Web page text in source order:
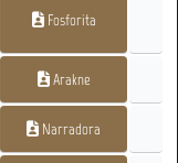
Fosforita
Arakne
Narradora